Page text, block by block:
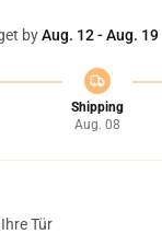
byAug. 12 - Aug. 19
Shipping
Aug. 08
Tür